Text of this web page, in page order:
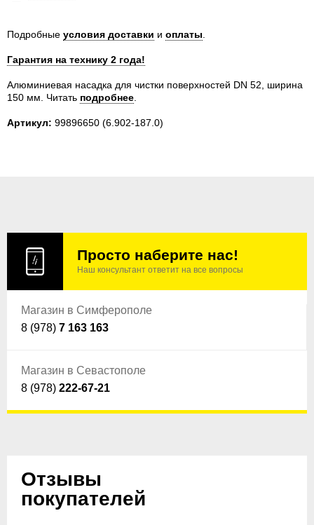
Подробные условия доставки и оплаты
Гарантия на технику 2 года!
Алюминиевая насадка для чистки поверхностей DN 52, ширина
150 мм.
Читать подробнее
Артикул: 99896650 (6.902-187.0)
Просто наберите нас!
Наш консультант ответит на все вопросы
Магазин в Симферополе
8 (978) 7 163 163
Магазин в Севастополе
8 (978) 222-67-21
Отзывы
покупателей